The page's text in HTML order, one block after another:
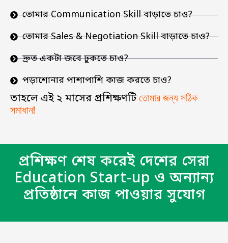
তোমার Communication Skill বাড়াতে চাও?
তোমার Sales & Negotiation Skill বাড়াতে চাও?
দ্রুত একটা জবে ঢুকতে চাও?
পড়াশোনার পাশাপাশি কাজ করতে চাও?
তাহলে এই ২ মাসের প্রশিক্ষণটিতোমার জন্য সঠিক
সমাধান!
প্রশিক্ষণ শেষ করেই দেশের সেরা
Education Start-up ও অন্যান্য
প্রতিষ্ঠানে কাজ পাওয়ার সুযোগ